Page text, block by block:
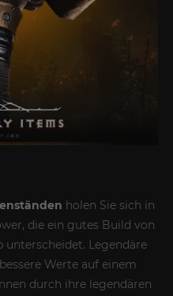
holen Sie sich in
die ein gutes Build von
unterscheidet. Legendäre
Werte auf einem
durch ihre legendären